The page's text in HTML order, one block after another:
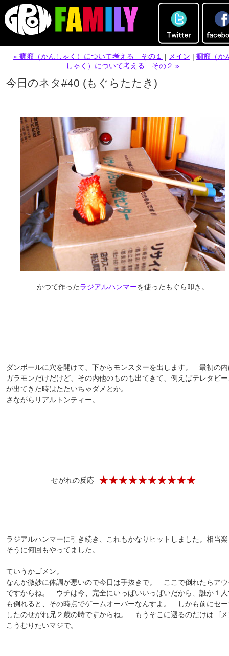
« 癇癪（かんしゃく）について考える その１ | メイン | 癇癪（か
しゃく）について考える その２ »
今日のネタ#40 (もぐらたたき)
かつて作ったラジアルハンマーを使ったもぐら叩き。
ダンボールに穴を開けて、下からモンスターを出します。 最初の
ガラモンだけだけど、その内他のものも出てきて、例えばテレタビ
が出てきた時はたたいちゃダメとか。
さながらリアルトンティー。
せがれの反応
ラジアルハンマーに引き続き、これもかなりヒットしました。相当
そうに何回もやってました。
ていうかゴメン。
なんか微妙に体調が悪いので今日は手抜きで。 ここで倒れたらア
ですからね。 ウチは今、完全にいっぱいいっぱいだから、誰か１
も倒れると、その時点でゲームオーバーなんすよ。 しかも前にセ
したのせがれ兄２歳の時ですからね。 もうそこに遡るのだけはゴ
こうむりたいマジで。